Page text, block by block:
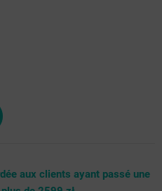
aux clients ayant passé une